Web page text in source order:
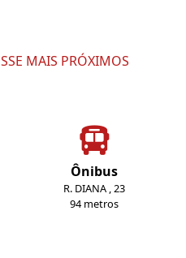
MAIS PRÓXIMOS
Ônibus
R. DIANA , 23
94 metros